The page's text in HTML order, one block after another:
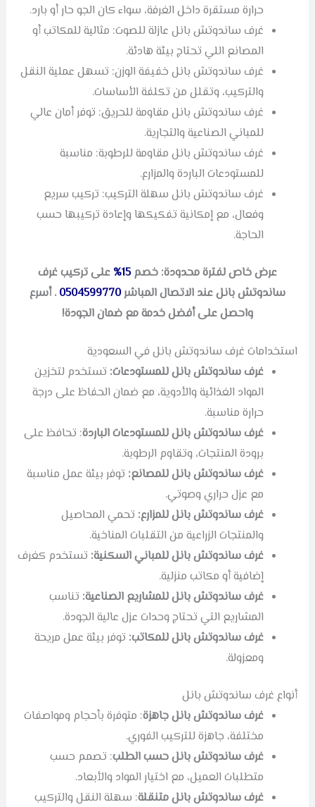
حرارة مستقرة داخل الغرفة، سواء كان الجو حار أو بارد.
غرف ساندوتش بانل عازلة للصوت: مثالية للمكاتب أو
المصانع اللي تحتاج بيئة هادئة.
غرف ساندوتش بانل خفيفة الوزن: تسهل عملية النقل
والتركيب، وتقلل من تكلفة الأساسات.
غرف ساندوتش بانل مقاومة للحريق: توفر أمان عالي
للمباني الصناعية والتجارية.
غرف ساندوتش بانل مقاومة للرطوبة: مناسبة
للمستودعات الباردة والمزارع.
غرف ساندوتش بانل سهلة التركيب: تركيب سريع
وفعال، مع إمكانية تفكيكها وإعادة تركيبها حسب
الحاجة.
عرض خاص لفترة محدودة: خصم15%
على تركيب غرف
ساندوتش بانل عند الاتصال المباشر0504599770 . أسرع
واحصل على أفضل خدمة مع ضمان الجودة!
استخدامات غرف ساندوتش بانل في السعودية
غرف ساندوتش بانل للمستودعات: تستخدم لتخزين
المواد الغذائية والأدوية، مع ضمان الحفاظ على درجة
حرارة مناسبة.
غرف ساندوتش بانل للمستودعات الباردة: تحافظ على
برودة المنتجات، وتقاوم الرطوبة.
غرف ساندوتش بانل للمصانع: توفر بيئة عمل مناسبة
مع عزل حراري وصوتي.
غرف ساندوتش بانل للمزارع: تحمي المحاصيل
والمنتجات الزراعية من التقلبات المناخية.
غرف ساندوتش بانل للمباني السكنية: تستخدم كغرف
إضافية أو مكاتب منزلية.
غرف ساندوتش بانل للمشاريع الصناعية: تناسب
المشاريع التي تحتاج وحدات عزل عالية الجودة.
غرف ساندوتش بانل للمكاتب: توفر بيئة عمل مريحة
ومعزولة.
أنواع غرف ساندوتش بانل
غرف ساندوتش بانل جاهزة: متوفرة بأحجام ومواصفات
مختلفة، جاهزة للتركيب الفوري.
غرف ساندوتش بانل حسب الطلب: تصمم حسب
متطلبات العميل، مع اختيار المواد والأبعاد.
غرف ساندوتش بانل متنقلة: سهلة النقل والتركيب